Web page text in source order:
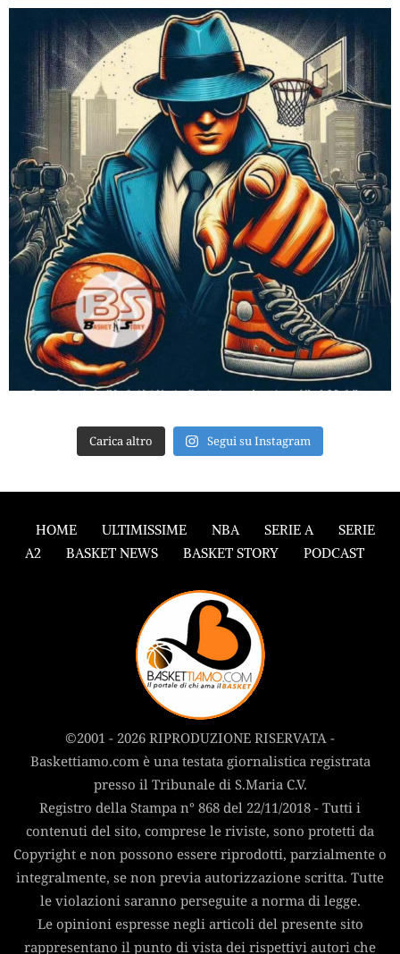
Carica altro Segui su Instagram
HOME ULTIMISSIME NBA SERIE A
SERIE
A2
BASKET NEWS BASKET STORY PODCAST
©2001 - 2026 RIPRODUZIONE RISERVATA -
Baskettiamo.com è una testata giornalistica registrata
presso il Tribunale di S.Maria C.V.
Registro della Stampa n° 868 del 22/11/2018 - Tutti i
contenuti del sito, comprese le riviste, sono protetti da
Copyright e non possono essere riprodotti, parzialmente o
integralmente, se non previa autorizzazione scritta. Tutte
le violazioni saranno perseguite a norma di legge.
Le opinioni espresse negli articoli del presente sito
rappresentano il punto di vista dei rispettivi autori che